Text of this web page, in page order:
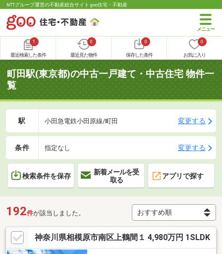
NTTグループ運営の不動産総合サイト goo住宅・不動産
1
最近検索した条件
0
最近見た物件
0
保存した条件
0
お気に入り
町田駅(東京都)の中古一戸建て・中古住宅 物件一
覧
駅 小田急電鉄小田原線/町田 変更する
条件 指定なし 変更する
検索条件を保存
新着メールを受
取る
アプリで探す
192件が該当しました。
神奈川県相模原市南区上鶴間１ 4,980万円 1SLDK